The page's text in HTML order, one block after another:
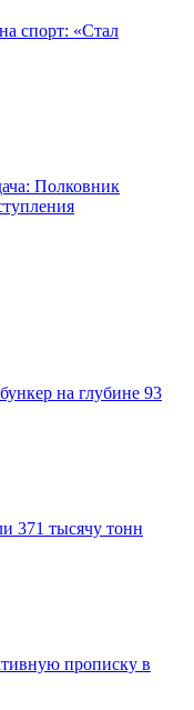
спорт: «Стал
Полковник
на глубине 93
371 тысячу тонн
прописку в